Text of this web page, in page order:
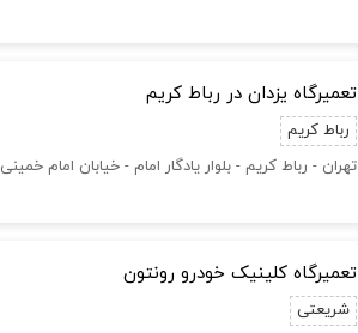
تعمیرگاه یزدان در رباط کریم
رباط کریم
تهران - رباط کریم - بلوار یادگار امام - خیابان امام خمینی
تعمیرگاه کلینیک خودرو رونتون
شریعتی